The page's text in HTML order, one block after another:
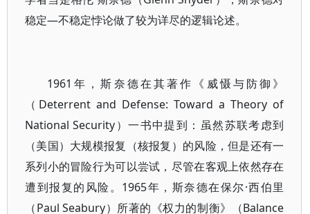
稳定—不稳定悖论做了较为详尽的逻辑论述。
1961年，斯奈德在其著作《威慑与防御》
（Deterrent and Defense: Toward a Theory of
National Security）一书中提到：虽然苏联考虑到
（美国）大规模报复（核报复）的风险，但是还有一
系列小的冒险行为可以尝试，尽管在客观上依然存在
遭到报复的风险。1965年，斯奈德在保尔·西伯里
（Paul Seabury）所著的《权力的制衡》（Balance